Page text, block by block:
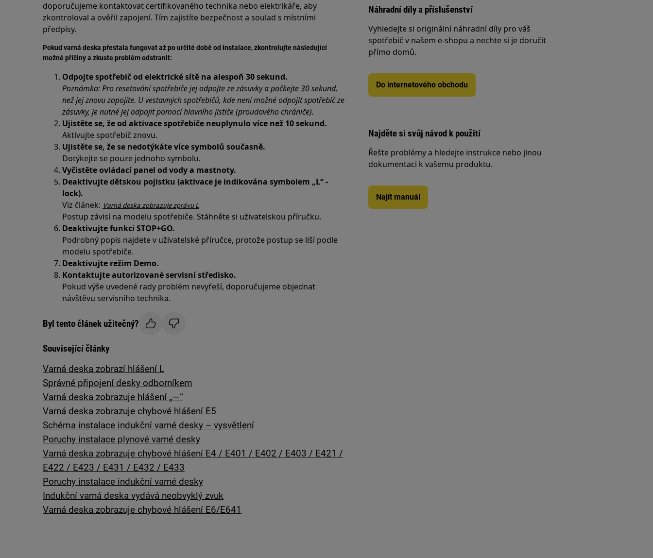
doporučujeme kontaktovat certifikovaného technika nebo elektrikáře, aby
zkontroloval a ověřil zapojení. Tím zajistíte bezpečnost a soulad s místními
předpisy.
Pokud varná deska přestala fungovat až po určité době od instalace, zkontrolujte následující
možné příčiny a zkuste problém odstranit:
Odpojte spotřebič od elektrické sítě na alespoň 30 sekund.
Poznámka: Pro resetování spotřebiče jej odpojte ze zásuvky a počkejte 30 sekund,
než jej znovu zapojíte. U vestavných spotřebičů, kde není možné odpojit spotřebič ze
zásuvky, je nutné jej odpojit pomocí hlavního jističe (proudového chrániče).
Ujistěte se, že od aktivace spotřebiče neuplynulo více než 10 sekund.
Aktivujte spotřebič znovu.
Ujistěte se, že se nedotýkáte více symbolů současně.
Dotýkejte se pouze jednoho symbolu.
Vyčistěte ovládací panel od vody a mastnoty.
Deaktivujte dětskou pojistku (aktivace je indikována symbolem „L“ -
lock).
Viz článek: Varná deska zobrazuje zprávu L
Postup závisí na modelu spotřebiče. Stáhněte si uživatelskou příručku.
Deaktivujte funkci STOP+GO.
Podrobný popis najdete v uživatelské příručce, protože postup se liší podle
modelu spotřebiče.
Deaktivujte režim Demo.
Kontaktujte autorizované servisní středisko.
Pokud výše uvedené rady problém nevyřeší, doporučujeme objednat
návštěvu servisního technika.
Byl tento článek užitečný?
Související články
Varná deska zobrazí hlášení L
Správné připojení desky odborníkem
Varná deska zobrazuje hlášení „—“
Varná deska zobrazuje chybové hlášení E5
Schéma instalace indukční varné desky – vysvětlení
Poruchy instalace plynové varné desky
Varná deska zobrazuje chybové hlášení E4 / E401 / E402 / E403 / E421 /
E422 / E423 / E431 / E432 / E433
Poruchy instalace indukční varné desky
Indukční varná deska vydává neobvyklý zvuk
Varná deska zobrazuje chybové hlášení E6/E641
Náhradní díly a příslušenství
Vyhledejte si originální náhradní díly pro váš
spotřebič v našem e-shopu a nechte si je doručit
přímo domů.
Do internetového obchodu
Najděte si svůj návod k použití
Řešte problémy a hledejte instrukce nebo jinou
dokumentaci k vašemu produktu.
Najít manuál